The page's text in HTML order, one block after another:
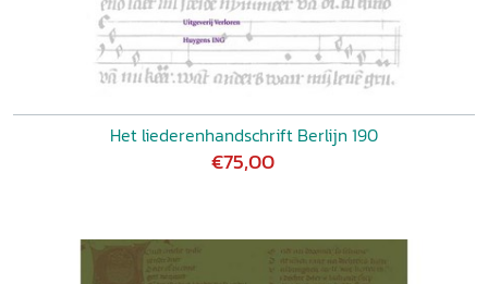
Het liederenhandschrift Berlijn 190
€75,00